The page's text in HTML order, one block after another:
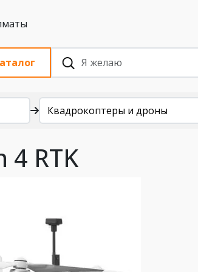
НДС, Алматы
Квадрокоптеры и дроны
4 RTK